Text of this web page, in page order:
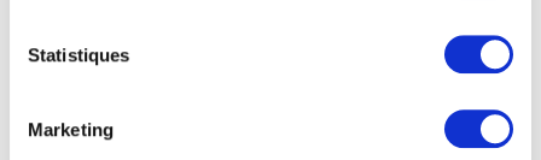
Statistiques
Marketing